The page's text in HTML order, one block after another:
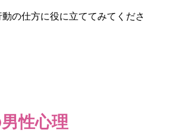
の仕方に役に立ててみてくださ
性心理